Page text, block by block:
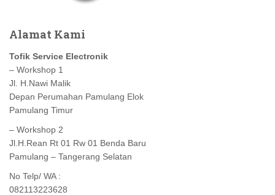
Alamat Kami
Tofik Service Electronik
– Workshop 1
Jl. H.Nawi Malik
Depan Perumahan Pamulang Elok
Pamulang Timur
– Workshop 2
Jl.H.Rean Rt 01 Rw 01 Benda Baru
Pamulang – Tangerang Selatan
No Telp/ WA :
082113223628